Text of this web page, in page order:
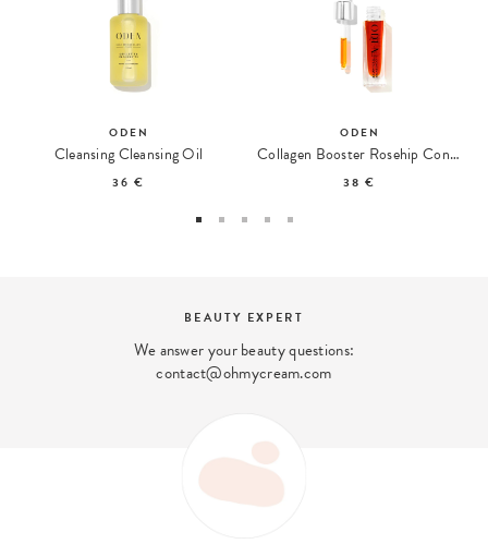
ODEN
Cleansing Cleansing Oil
36 €
ODEN
Collagen Booster Rosehip Concentrate
38 €
BEAUTY EXPERT
We answer your beauty questions:
contact@ohmycream.com